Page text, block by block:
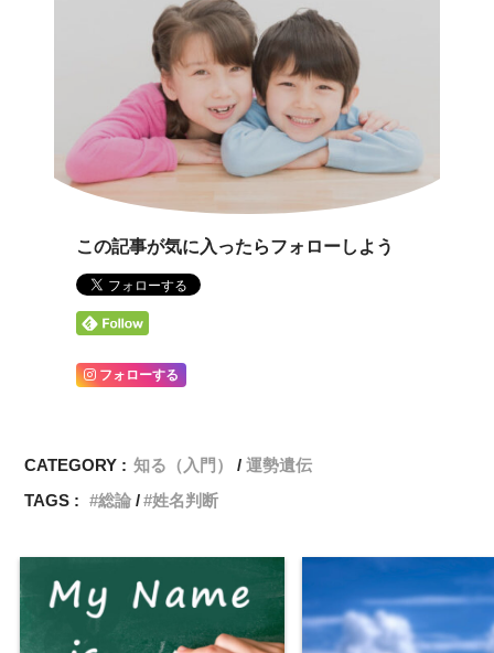
この記事が気に入ったらフォローしよう
フォローする
CATEGORY : 知る（入門）
運勢遺伝
TAGS :
総論 姓名判断